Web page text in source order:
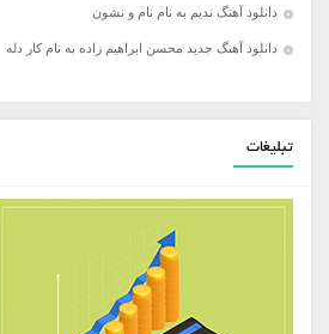
دانلود آهنگ ندیم به نام نام و نشون
دانلود آهنگ جدید محسن ابراهیم زاده به نام کار دله
تبلیغات